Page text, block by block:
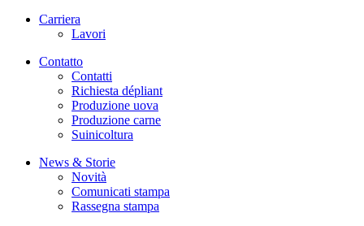
Carriera
Lavori
Contatto
Contatti
Richiesta dépliant
Produzione uova
Produzione carne
Suinicoltura
News & Storie
Novità
Comunicati stampa
Rassegna stampa